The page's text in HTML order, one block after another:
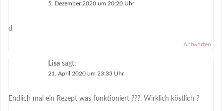
5. Dezember 2020 um 20:20 Uhr
d
Antworten
Lisa sagt:
21. April 2020 um 23:33 Uhr
Endlich mal ein Rezept was funktioniert ???. Wirklich köstlich ?